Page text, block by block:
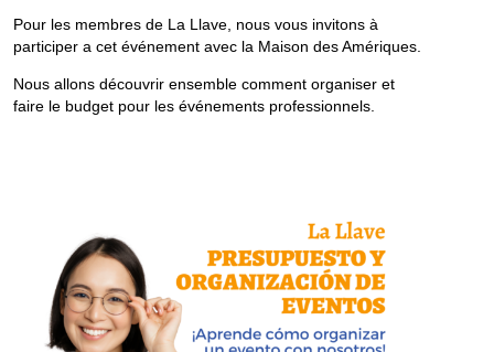
Pour les membres de La Llave, nous vous invitons à
participer a cet événement avec la Maison des Amériques.
Nous allons découvrir ensemble comment organiser et
faire le budget pour les événements professionnels.